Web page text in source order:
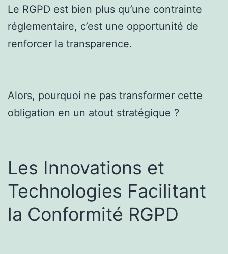
Le RGPD est bien plus qu’une contrainte
réglementaire, c’est une opportunité de
renforcer la transparence.
Alors, pourquoi ne pas transformer cette
obligation en un atout stratégique ?
Les Innovations et
Technologies Facilitant
la Conformité RGPD